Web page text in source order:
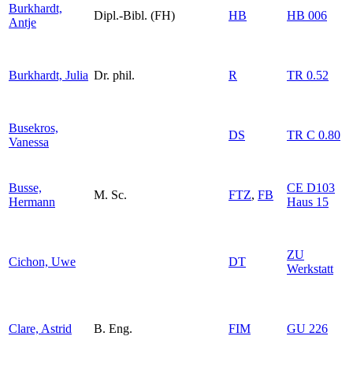
Burkhardt,
Antje
Dipl.-Bibl. (FH) HB HB 006
Burkhardt, Julia Dr. phil. R TR 0.52
Busekros,
Vanessa
DS TR C 0.80
Busse,
Hermann
M. Sc. FTZ, FB
CE D103
Haus 15
Cichon, Uwe DT
ZU
Werkstatt
Clare, Astrid B. Eng. FIM GU 226